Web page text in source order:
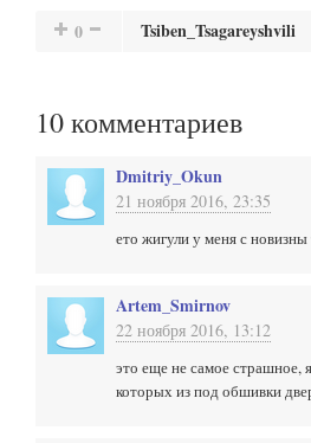
0 Tsiben_Tsagareyshvili
10комментариев
Dmitriy_Okun
21 ноября 2016, 23:35
ето жигули у меня с новизны
Artem_Smirnov
22 ноября 2016, 13:12
это еще не самое страшное,
которых из под обшивки